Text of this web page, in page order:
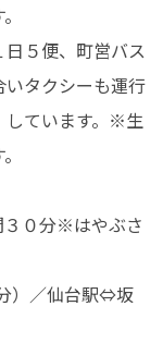
５便、町営バス
タクシーも運行
しています。※生
３０分※はやぶさ
）／仙台駅⇔坂